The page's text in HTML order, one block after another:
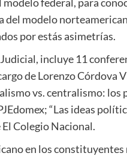
modelo
por estás asimetrías.
incluye 11
de Lorenzo Córdova
vs. centralismo: los
“Las ideas
Colegio Nacional.
en los constituyentes